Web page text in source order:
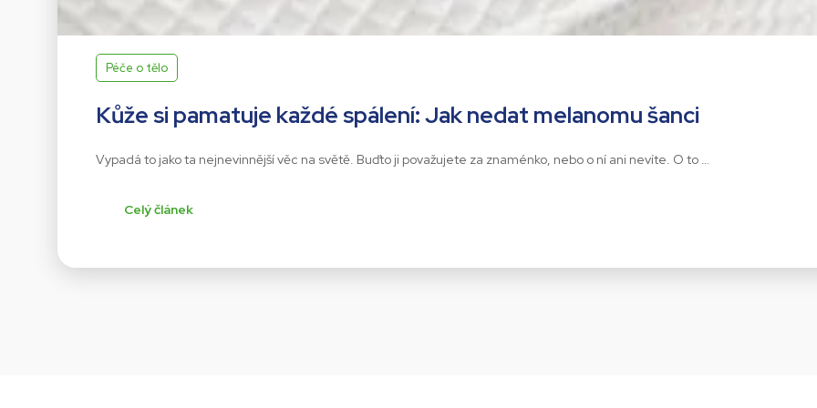
Péče o tělo
Kůže si pamatuje každé spálení: Jak nedat melanomu šanci
Vypadá to jako ta nejnevinnější věc na světě. Buďto ji považujete za znaménko, nebo o ní ani nevíte. O to …
Celý článek